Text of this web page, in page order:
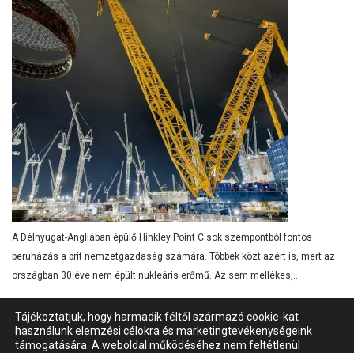
A Délnyugat-Angliában épülő Hinkley Point C sok szempontból fontos
beruházás a brit nemzetgazdaság számára. Többek közt azért is, mert az
országban 30 éve nem épült nukleáris erőmű. Az sem mellékes,...
Impresszum Szerzői jogok Kapcsolat
Tájékoztatjuk, hogy harmadik féltől származó cookie-kat
használunk elemzési célokra és marketingtevékenységeink
támogatására. A weboldal működéséhez nem feltétlenül